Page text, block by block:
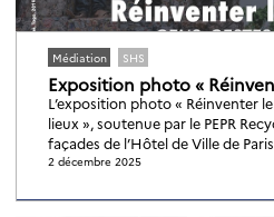
Médiation SHS
Exposition photo «
L’exposition photo « Réinventer
lieux », soutenue par le PEPR
façades de l’Hôtel de Ville de
2 décembre 2025